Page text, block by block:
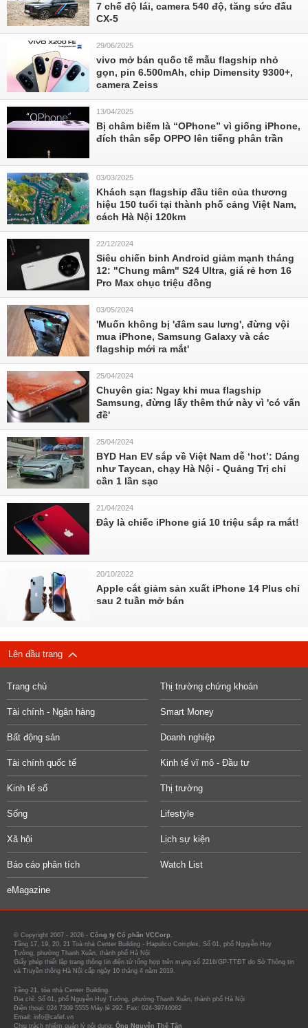
7 chế độ lái, camera 540 độ, tăng sức đấu
CX-5
29/06/2025
vivo mở bán quốc tế mẫu flagship nhỏ
gọn, pin 6.500mAh, chip Dimensity 9300+,
camera Zeiss
13/04/2025
Bị châm biếm là “OPhone” vì giống iPhone,
đích thân sếp OPPO lên tiếng phân trần
03/03/2025
Khách sạn flagship đầu tiên của thương
hiệu 150 tuổi tại thành phố cảng Việt Nam,
cách Hà Nội 120km
22/12/2024
Siêu chiến binh Android giảm mạnh tháng
12: "Chung mâm" S24 Ultra, giá rẻ hơn 16
Pro Max chục triệu đồng
03/05/2024
'Muốn không bị 'đâm sau lưng', đừng vội
mua iPhone, Samsung Galaxy và các
flagship mới ra mắt'
25/04/2024
Chuyên gia: Ngay khi mua flagship
Samsung, đừng lấy thêm thứ này vì 'có vấn
đề'
25/04/2024
BYD Han EV sắp về Việt Nam dễ ‘hot’: Dáng
như Taycan, chạy Hà Nội - Quảng Trị chỉ
cần 1 lần sạc
21/04/2024
Đây là chiếc iPhone giá 10 triệu sắp ra mắt!
20/10/2022
Apple cắt giảm sản xuất iPhone 14 Plus chỉ
sau 2 tuần mở bán
Lên đầu trang
Trang chủ Thị trường chứng khoán
Tài chính - Ngân hàng Smart Money
Bất động sản Doanh nghiệp
Tài chính quốc tế Kinh tế vĩ mô - Đầu tư
Kinh tế số Thị trường
Sống Lifestyle
Xã hội Lịch sự kiện
Báo cáo phân tích Watch List
eMagazine
© Copyright 2007 - 2026 - Công ty Cổ phần VCCorp.
Tầng 17, 19, 20, 21 Toà nhà Center Building - Hapulico Complex, Số 01, phố Nguyễn Huy
Tưởng, phường Thanh Xuân, thành phố Hà Nội
Giấy phép thiết lập trang thông tin điện tử tổng hợp trên mạng số 2216/GP-TTĐT do Sở Thông tin
và Truyền thông Hà Nội cấp ngày 10 tháng 4 năm 2019.
Tầng 21, tòa nhà Center Building.
Địa chỉ: Số 01, phố Nguyễn Huy Tưởng, phường Thanh Xuân, thành phố Hà Nội
Điện thoại: 024 7309 5555 Máy lẻ 292. Fax: 024-39744082
Email: info@cafef.vn
Chịu trách nhiệm quản lý nội dung: Ông Nguyễn Thế Tân